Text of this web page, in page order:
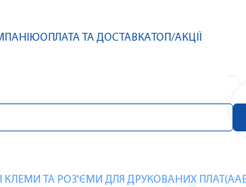
ОПЛАТА ТА ДОСТАВКАТОП/АКЦІЇ
КЛЕМИ ТА РОЗ'ЄМИ ДЛЯ ДРУКОВАНИХ